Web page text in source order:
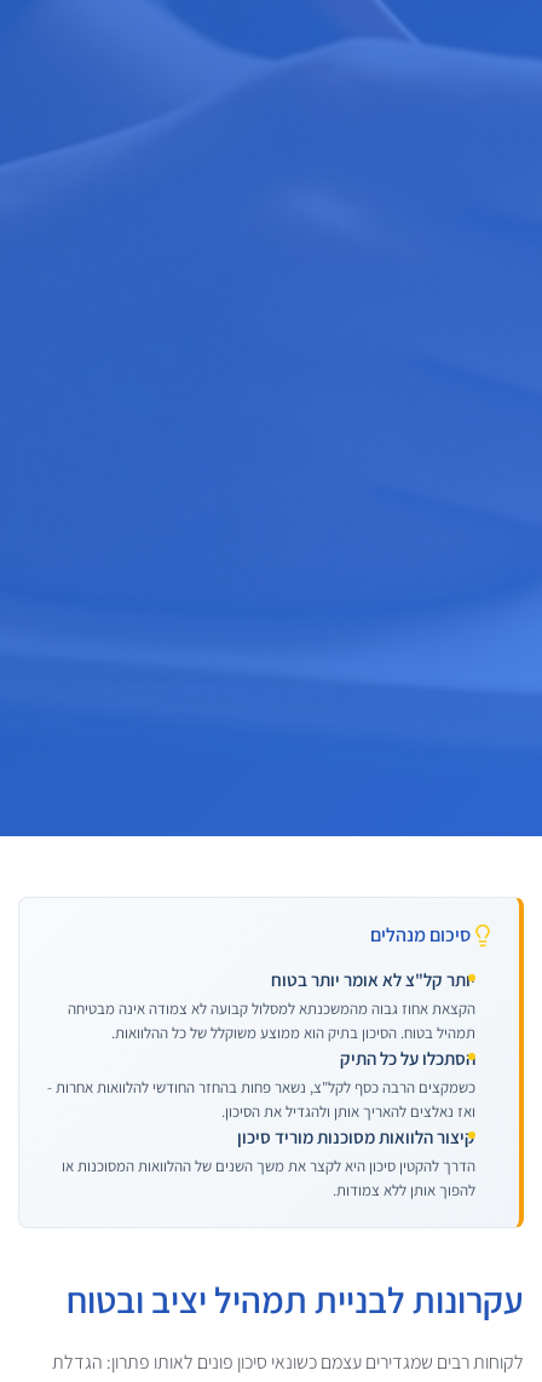
סיכום מנהלים
יותר קל"צ לא אומר יותר בטוח
הקצאת אחוז גבוה מהמשכנתא למסלול קבועה לא צמודה אינה מבטיחה
תמהיל בטוח. הסיכון בתיק הוא ממוצע משוקלל של כל ההלוואות.
הסתכלו על כל התיק
כשמקצים הרבה כסף לקל"צ, נשאר פחות בהחזר החודשי להלוואות אחרות -
ואז נאלצים להאריך אותן ולהגדיל את הסיכון.
קיצור הלוואות מסוכנות מוריד סיכון
הדרך להקטין סיכון היא לקצר את משך השנים של ההלוואות המסוכנות או
להפוך אותן ללא צמודות.
עקרונות לבניית תמהיל יציב ובטוח
לקוחות רבים שמגדירים עצמם כשונאי סיכון פונים לאותו פתרון: הגדלת